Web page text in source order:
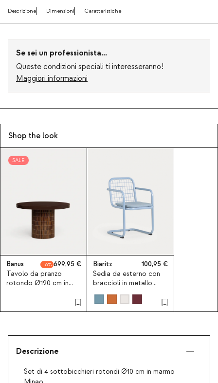
Descrizione Dimensioni Caratteristiche
Se sei un professionista...
Queste condizioni speciali ti interesseranno!
Maggiori informazioni
Shop the look
SALE
Banus 6
699,95
Tavolo da pranzo
rotondo Ø120 cm in
Biaritz
100,95
Sedia da esterno con
braccioli in metallo
Biaritz
Descrizione
Set di 4 sottobicchieri rotondi Ø10 cm in marmo